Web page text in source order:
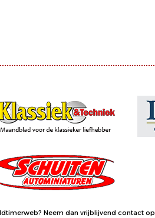
Neem dan vrijblijvend contact op